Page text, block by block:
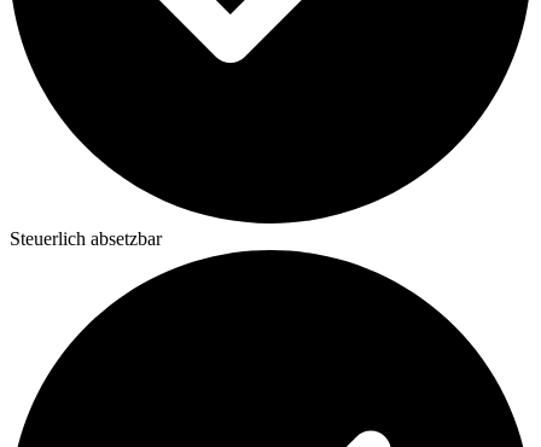
Steuerlich absetzbar